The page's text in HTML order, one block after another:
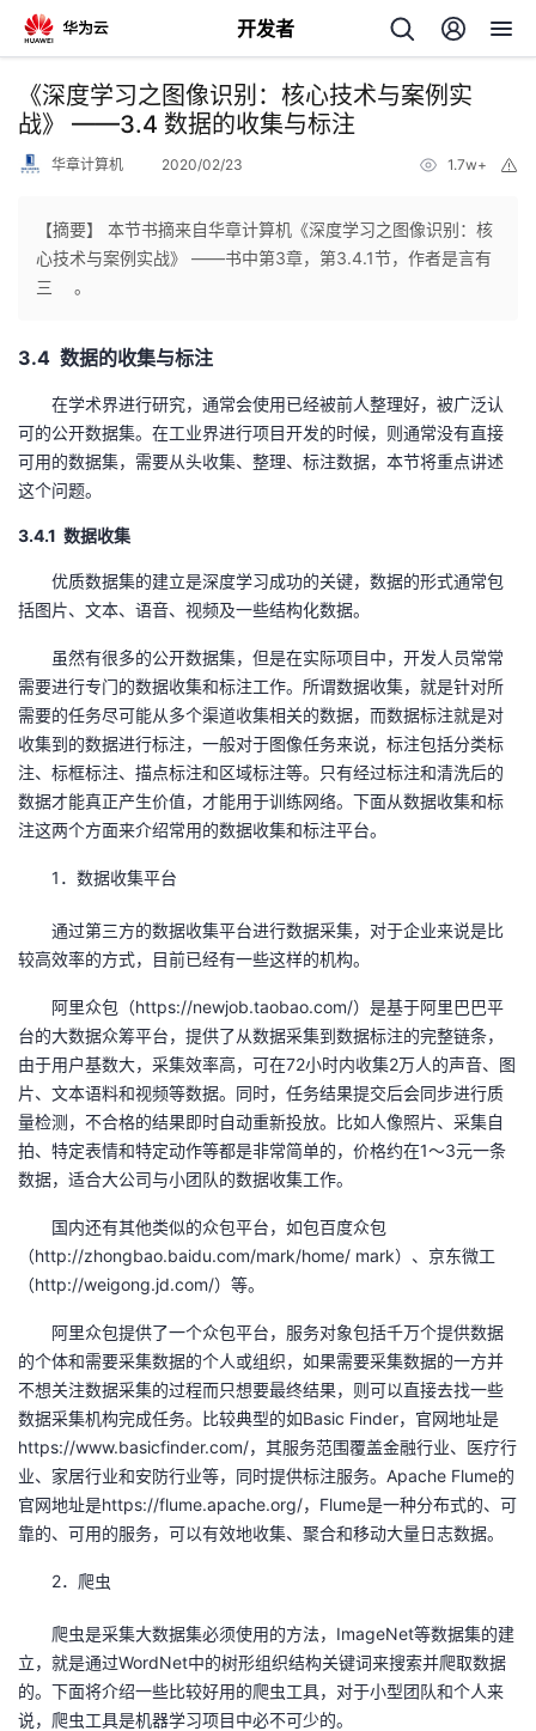
开发者
返
回
个
人
页
开
的
博
客
我
的
论
我
的
子
我
直
的
动
我
关
注
的
开
发
学
我
的
课
我
的
证
我
实的
我
的
Programs
我
的
持
我
的
技
术
我
的
云
议
《深度学习之图像识别：核心技术与案例实
战》 ——3.4 数据的收集与标注
华章计算机 2020/02/23 1.7w+
【摘要】 本节书摘来自华章计算机《深度学习之图像识别：核
心技术与案例实战》 ——书中第3章，第3.4.1节，作者是言有
三 。
3.4 数据的收集与标注
在学术界进行研究，通常会使用已经被前人整理好，被广泛认
可的公开数据集。在工业界进行项目开发的时候，则通常没有直接
可用的数据集，需要从头收集、整理、标注数据，本节将重点讲述
这个问题。
3.4.1 数据收集
优质数据集的建立是深度学习成功的关键，数据的形式通常包
括图片、文本、语音、视频及一些结构化数据。
虽然有很多的公开数据集，但是在实际项目中，开发人员常常
需要进行专门的数据收集和标注工作。所谓数据收集，就是针对所
需要的任务尽可能从多个渠道收集相关的数据，而数据标注就是对
收集到的数据进行标注，一般对于图像任务来说，标注包括分类标
注、标框标注、描点标注和区域标注等。只有经过标注和清洗后的
数据才能真正产生价值，才能用于训练网络。下面从数据收集和标
注这两个方面来介绍常用的数据收集和标注平台。
1．数据收集平台
通过第三方的数据收集平台进行数据采集，对于企业来说是比
较高效率的方式，目前已经有一些这样的机构。
阿里众包（https://newjob.taobao.com/）是基于阿里巴巴平
台的大数据众筹平台，提供了从数据采集到数据标注的完整链条，
由于用户基数大，采集效率高，可在72小时内收集2万人的声音、图
片、文本语料和视频等数据。同时，任务结果提交后会同步进行质
量检测，不合格的结果即时自动重新投放。比如人像照片、采集自
拍、特定表情和特定动作等都是非常简单的，价格约在1～3元一条
数据，适合大公司与小团队的数据收集工作。
国内还有其他类似的众包平台，如包百度众包
（http://zhongbao.baidu.com/mark/home/ mark）、京东微工
（http://weigong.jd.com/）等。
阿里众包提供了一个众包平台，服务对象包括千万个提供数据
的个体和需要采集数据的个人或组织，如果需要采集数据的一方并
不想关注数据采集的过程而只想要最终结果，则可以直接去找一些
数据采集机构完成任务。比较典型的如Basic Finder，官网地址是
https://www.basicfinder.com/，其服务范围覆盖金融行业、医疗行
业、家居行业和安防行业等，同时提供标注服务。Apache Flume的
官网地址是https://flume.apache.org/，Flume是一种分布式的、可
靠的、可用的服务，可以有效地收集、聚合和移动大量日志数据。
2．爬虫
爬虫是采集大数据集必须使用的方法，ImageNet等数据集的建
立，就是通过WordNet中的树形组织结构关键词来搜索并爬取数据
的。下面将介绍一些比较好用的爬虫工具，对于小型团队和个人来
说，爬虫工具是机器学习项目中必不可少的。